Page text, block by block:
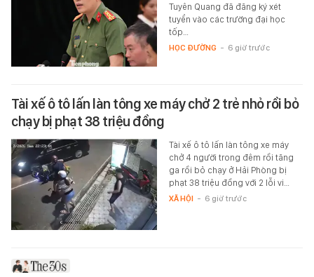
Tuyên Quang đã đăng ký xét
tuyển vào các trường đại học
tốp…
HỌC ĐƯỜNG - 6 giờ trước
Tài xế ô tô lấn làn tông xe máy chở 2 trẻ nhỏ rồi bỏ
chạy bị phạt 38 triệu đồng
Tài xế ô tô lấn làn tông xe máy
chở 4 người trong đêm rồi tăng
ga rồi bỏ chạy ở Hải Phòng bị
phạt 38 triệu đồng với 2 lỗi vi…
XÃ HỘI - 6 giờ trước